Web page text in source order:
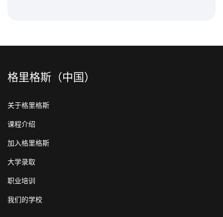
格里格斯（中国）
关于格里格斯
课程介绍
加入格里格斯
大学录取
职业培训
我们的学校